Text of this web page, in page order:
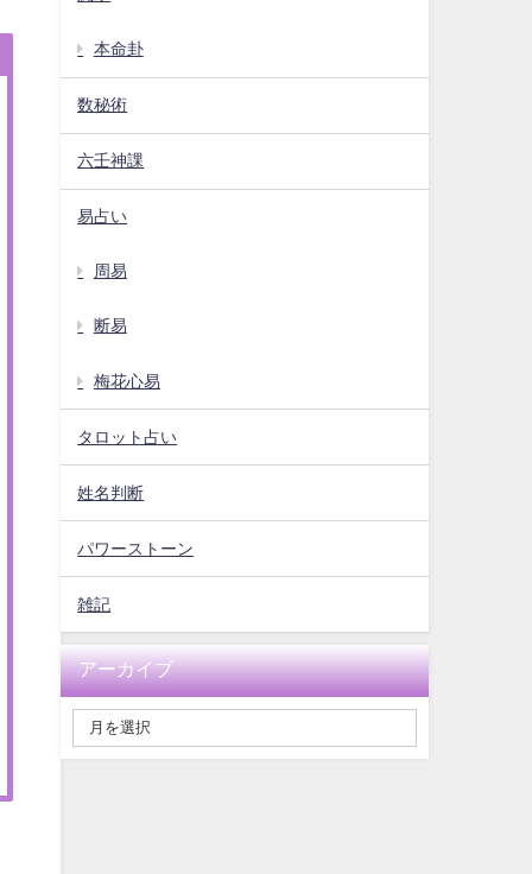
本命卦
数秘術
六壬神課
易占い
周易
断易
梅花心易
タロット占い
姓名判断
パワーストーン
雑記
アーカイブ